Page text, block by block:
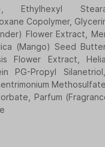
Ethylhexyl
Copolymer,
Flower Extract,
(Mango) Seed
Flower Extract,
PG-Propyl
Parfum